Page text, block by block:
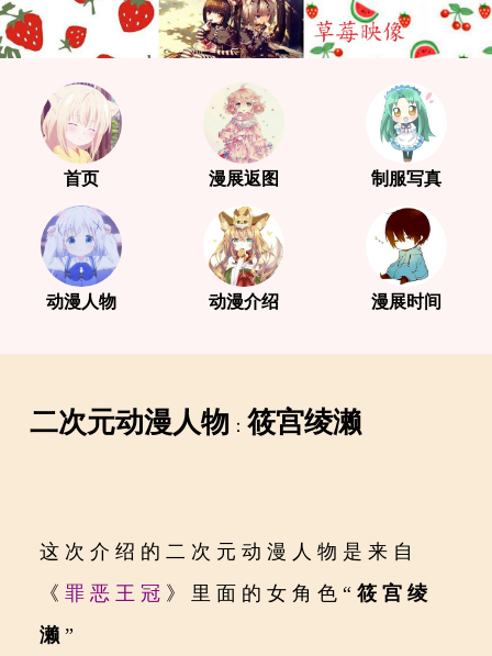
首页 漫展返图 制服写真
动漫人物 动漫介绍 漫展时间
二次元动漫人物 ： 筱宫绫濑
这次介绍的二次元动漫人物是来自
《 罪恶王冠 》里面的女角色“ 筱宫绫
濑 ”